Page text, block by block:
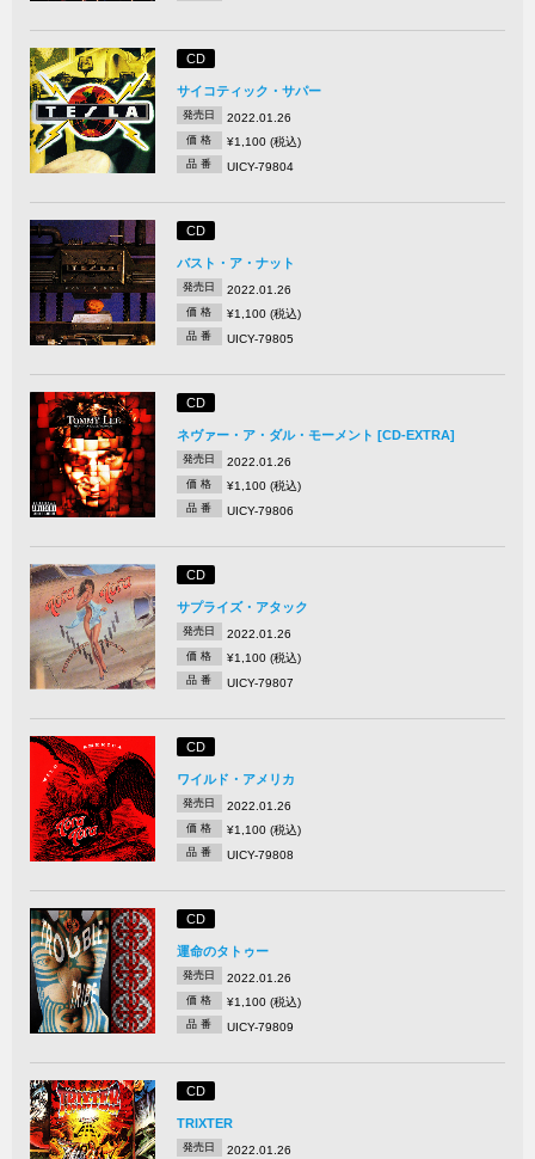
CD
サイコティック・サパー
発売日 2022.01.26
価 格 ¥1,100 (税込)
品 番 UICY-79804
CD
バスト・ア・ナット
発売日 2022.01.26
価 格 ¥1,100 (税込)
品 番 UICY-79805
CD
ネヴァー・ア・ダル・モーメント [CD-EXTRA]
発売日 2022.01.26
価 格 ¥1,100 (税込)
品 番 UICY-79806
CD
サプライズ・アタック
発売日 2022.01.26
価 格 ¥1,100 (税込)
品 番 UICY-79807
CD
ワイルド・アメリカ
発売日 2022.01.26
価 格 ¥1,100 (税込)
品 番 UICY-79808
CD
運命のタトゥー
発売日 2022.01.26
価 格 ¥1,100 (税込)
品 番 UICY-79809
CD
TRIXTER
発売日 2022.01.26